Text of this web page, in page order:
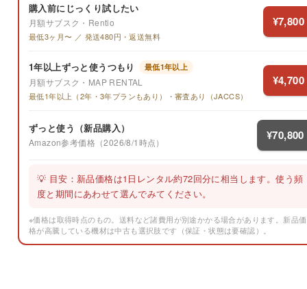
購入前にじっくり試したい
月額サブスク・Rentio
最低3ヶ月〜 ／ 発送480円・返送無料
¥7,800
1年以上ずっと使うつもり 最低1年以上
月額サブスク・MAP RENTAL
最低1年以上（2年・3年プランもあり）・審査あり（JACCS）
¥4,700
ずっと使う（新品購入）
Amazon参考価格（2026/8/1時点） ¥70,800
💡 目安：新品価格は1日レンタル約72回分に相当します。使う頻
度と期間にあわせて選んでみてください。
※価格は取得時点のもの。送料など諸費用が別途かかる場合があります。新品価
格が高騰している機材は中古も選択肢です（保証・状態は要確認）。